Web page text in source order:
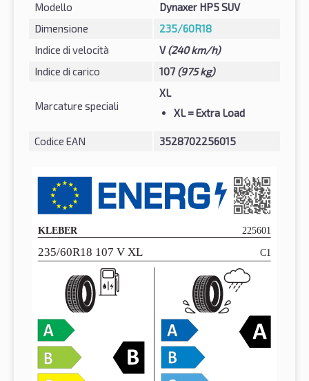
Modello
Dynaxer HP5 SUV
Dimensione
235/60R18
Indice di velocità
V(240 km/h)
Indice di carico
107 (975 kg)
Marcature speciali
XL
XL= Extra Load
Codice EAN 3528702256015